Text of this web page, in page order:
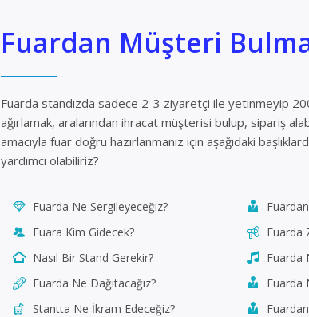
Fuardan Müşteri
Fuarda standızda sadece 2-3 ziyaretçi ile yetinmeyip
ağırlamak, aralarından ihracat müşterisi bulup, sipariş
amacıyla fuar doğru hazırlanmanız için aşağıdaki
yardımcı olabiliriz?
Fuarda Ne Sergileyeceğiz?
Fuara Kim Gidecek?
Nasıl Bir Stand Gerekir?
Fuarda Ne Dağıtacağız?
Stantta Ne İkram Edeceğiz?
Fuarda
Fuarda
Fuarda